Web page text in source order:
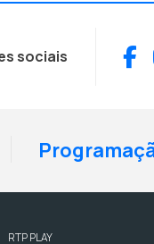
sociais
RTP PLAY